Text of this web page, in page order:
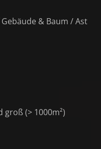
& Baum / Ast
groß (> 1000m²)